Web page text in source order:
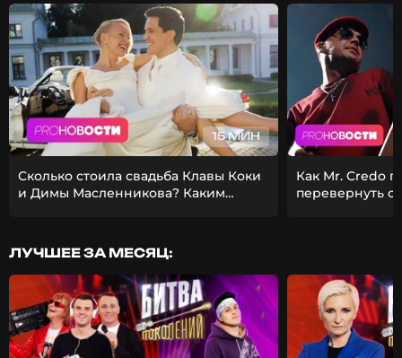
15 МИН
Сколько стоила свадьба Клавы Коки
и Димы Масленникова? Каким
Как Mr. Credo
перевернуть
ЛУЧШЕЕ ЗА МЕСЯЦ: